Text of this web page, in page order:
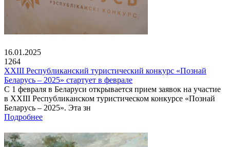
16.01.2025
1264
XXIII Республиканский туристический конкурс «Познай
Беларусь – 2025» стартует в феврале
С 1 февраля в Беларуси открывается прием заявок на участие
в XXIII Республиканском туристическом конкурсе «Познай
Беларусь – 2025». Эта зн
Подробнее